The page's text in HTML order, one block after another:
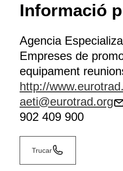
Informació
Agencia
Empreses de
equipament
http://
aeti@eurotrad.org
902 409 900
Trucar